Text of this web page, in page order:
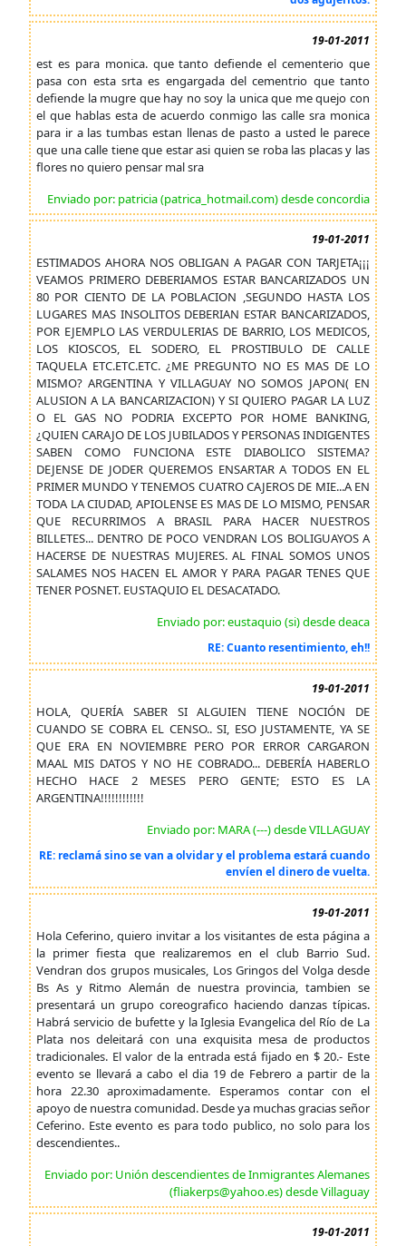
19-01-2011
est es para monica. que tanto defiende el cementerio que
pasa con esta srta es engargada del cementrio que tanto
defiende la mugre que hay no soy la unica que me quejo con
el que hablas esta de acuerdo conmigo las calle sra monica
para ir a las tumbas estan llenas de pasto a usted le parece
que una calle tiene que estar asi quien se roba las placas y las
flores no quiero pensar mal sra
Enviado por: patricia (patrica_hotmail.com) desde concordia
19-01-2011
ESTIMADOS AHORA NOS OBLIGAN A PAGAR CON TARJETA¡¡¡
VEAMOS PRIMERO DEBERIAMOS ESTAR BANCARIZADOS UN
80 POR CIENTO DE LA POBLACION ,SEGUNDO HASTA LOS
LUGARES MAS INSOLITOS DEBERIAN ESTAR BANCARIZADOS,
POR EJEMPLO LAS VERDULERIAS DE BARRIO, LOS MEDICOS,
LOS KIOSCOS, EL SODERO, EL PROSTIBULO DE CALLE
TAQUELA ETC.ETC.ETC. ¿ME PREGUNTO NO ES MAS DE LO
MISMO? ARGENTINA Y VILLAGUAY NO SOMOS JAPON( EN
ALUSION A LA BANCARIZACION) Y SI QUIERO PAGAR LA LUZ
O EL GAS NO PODRIA EXCEPTO POR HOME BANKING,
¿QUIEN CARAJO DE LOS JUBILADOS Y PERSONAS INDIGENTES
SABEN COMO FUNCIONA ESTE DIABOLICO SISTEMA?
DEJENSE DE JODER QUEREMOS ENSARTAR A TODOS EN EL
PRIMER MUNDO Y TENEMOS CUATRO CAJEROS DE MIE...A EN
TODA LA CIUDAD, APIOLENSE ES MAS DE LO MISMO, PENSAR
QUE RECURRIMOS A BRASIL PARA HACER NUESTROS
BILLETES... DENTRO DE POCO VENDRAN LOS BOLIGUAYOS A
HACERSE DE NUESTRAS MUJERES. AL FINAL SOMOS UNOS
SALAMES NOS HACEN EL AMOR Y PARA PAGAR TENES QUE
TENER POSNET. EUSTAQUIO EL DESACATADO.
Enviado por: eustaquio (si) desde deaca
RE: Cuanto resentimiento, eh!!
19-01-2011
HOLA, QUERÍA SABER SI ALGUIEN TIENE NOCIÓN DE
CUANDO SE COBRA EL CENSO.. SI, ESO JUSTAMENTE, YA SE
QUE ERA EN NOVIEMBRE PERO POR ERROR CARGARON
MAAL MIS DATOS Y NO HE COBRADO... DEBERÍA HABERLO
HECHO HACE 2 MESES PERO GENTE; ESTO ES LA
ARGENTINA!!!!!!!!!!!!
Enviado por: MARA (---) desde VILLAGUAY
RE: reclamá sino se van a olvidar y el problema estará cuando
envíen el dinero de vuelta.
19-01-2011
Hola Ceferino, quiero invitar a los visitantes de esta página a
la primer fiesta que realizaremos en el club Barrio Sud.
Vendran dos grupos musicales, Los Gringos del Volga desde
Bs As y Ritmo Alemán de nuestra provincia, tambien se
presentará un grupo coreografico haciendo danzas típicas.
Habrá servicio de bufette y la Iglesia Evangelica del Río de La
Plata nos deleitará con una exquisita mesa de productos
tradicionales. El valor de la entrada está fijado en $ 20.- Este
evento se llevará a cabo el dia 19 de Febrero a partir de la
hora 22.30 aproximadamente. Esperamos contar con el
apoyo de nuestra comunidad. Desde ya muchas gracias señor
Ceferino. Este evento es para todo publico, no solo para los
descendientes..
Enviado por: Unión descendientes de Inmigrantes Alemanes
(fliakerps@yahoo.es) desde Villaguay
19-01-2011